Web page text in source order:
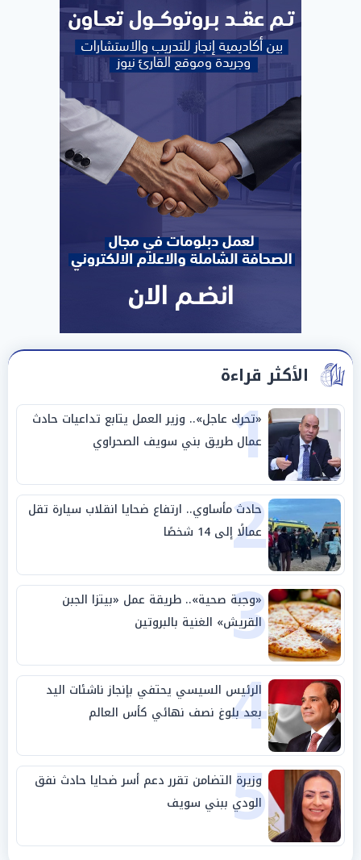
الأكثر قراءة
1
«تحرك عاجل».. وزير العمل يتابع تداعيات حادث
عمال طريق بني سويف الصحراوي
2
حادث مأساوي.. ارتفاع ضحايا انقلاب سيارة تقل
عمالًا إلى 14 شخصًا
3
«وجبة صحية».. طريقة عمل «بيتزا الجبن
القريش» الغنية بالبروتين
4
الرئيس السيسي يحتفي بإنجاز ناشئات اليد
بعد بلوغ نصف نهائي كأس العالم
5
وزيرة التضامن تقرر دعم أسر ضحايا حادث نفق
الودي ببني سويف